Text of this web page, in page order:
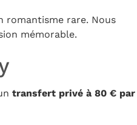
romantisme rare. Nous
mémorable.
transfert privé à 80 € par